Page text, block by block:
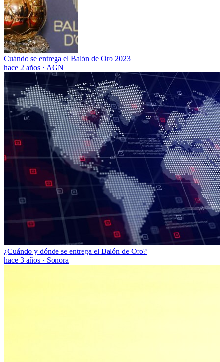
Cuándo se entrega el Balón de Oro 2023
hace 2 años · AGN
¿Cuándo y dónde se entrega el Balón de Oro?
hace 3 años · Sonora